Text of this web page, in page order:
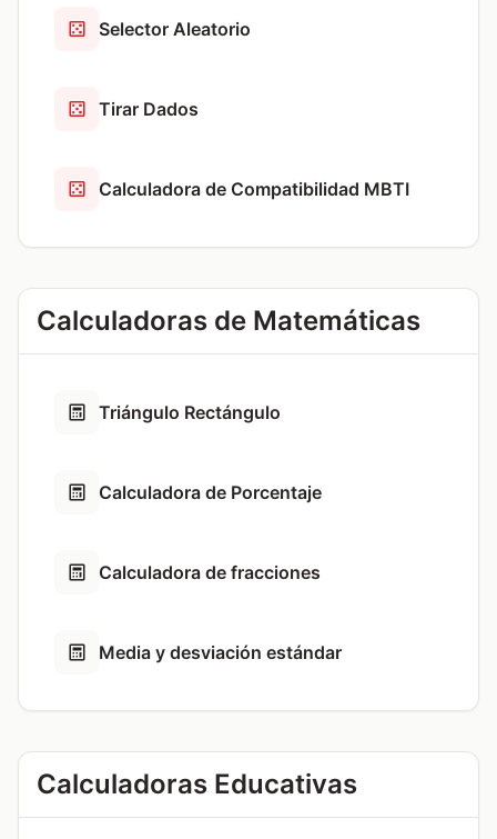
Selector Aleatorio
Tirar Dados
Calculadora de Compatibilidad MBTI
Calculadoras de Matemáticas
Triángulo Rectángulo
Calculadora de Porcentaje
Calculadora de fracciones
Media y desviación estándar
Calculadoras Educativas